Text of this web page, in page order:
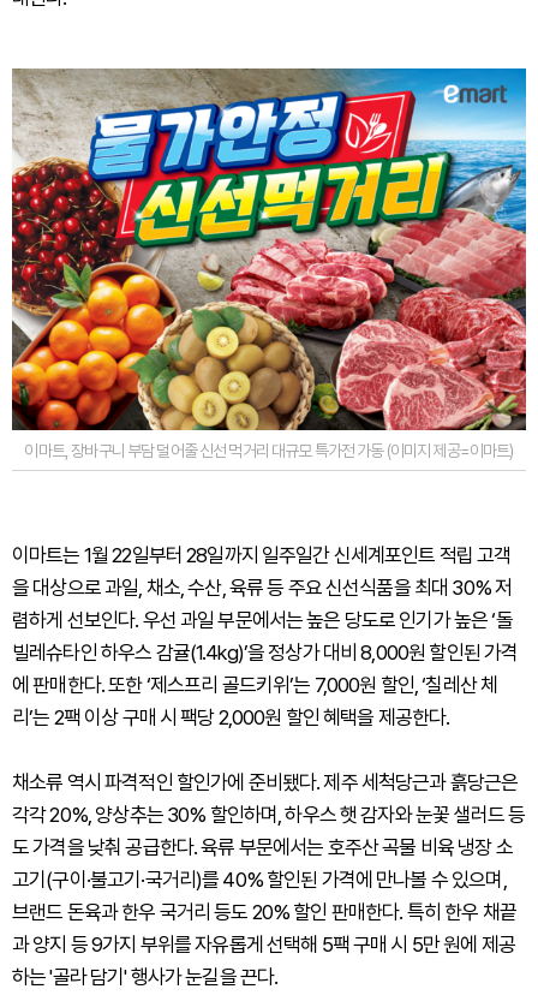
이마트, 장바구니 부담 덜어줄 신선 먹거리 대규모 특가전 가동 (이미지 제공=이마트)
이마트는 1월 22일부터 28일까지 일주일간 신세계포인트 적립 고객
을 대상으로 과일, 채소, 수산, 육류 등 주요 신선식품을 최대 30% 저
렴하게 선보인다. 우선 과일 부문에서는 높은 당도로 인기가 높은 ‘돌
빌레슈타인 하우스 감귤(1.4kg)’을 정상가 대비 8,000원 할인된 가격
에 판매한다. 또한 ‘제스프리 골드키위’는 7,000원 할인, ‘칠레산 체
리’는 2팩 이상 구매 시 팩당 2,000원 할인 혜택을 제공한다.
채소류 역시 파격적인 할인가에 준비됐다. 제주 세척당근과 흙당근은
각각 20%, 양상추는 30% 할인하며, 하우스 햇 감자와 눈꽃 샐러드 등
도 가격을 낮춰 공급한다. 육류 부문에서는 호주산 곡물 비육 냉장 소
고기(구이·불고기·국거리)를 40% 할인된 가격에 만나볼 수 있으며,
브랜드 돈육과 한우 국거리 등도 20% 할인 판매한다. 특히 한우 채끝
과 양지 등 9가지 부위를 자유롭게 선택해 5팩 구매 시 5만 원에 제공
하는 '골라 담기' 행사가 눈길을 끈다.